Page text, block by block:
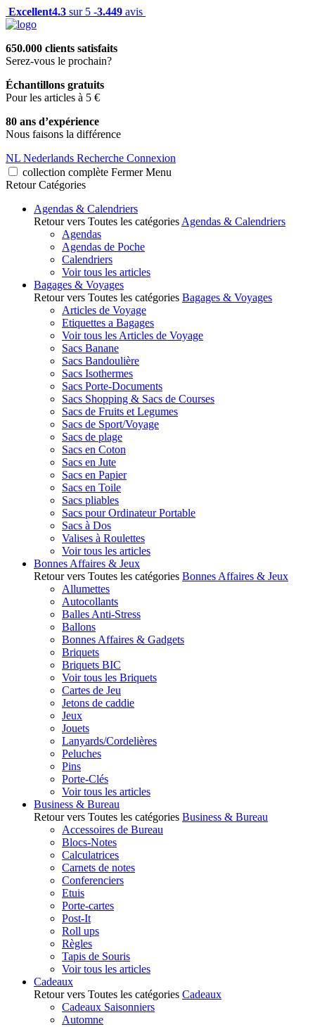
Excellent4.3 sur 5 -3.449 avis
650.000 clients satisfaits
Serez-vous le prochain?
Échantillons gratuits
Pour les articles à 5 €
80 ans d’expérience
Nous faisons la différence
NL Nederlands Recherche Connexion
collection complète Fermer Menu
Retour Catégories
Agendas & Calendriers
Retour vers Toutes les catégories Agendas & Calendriers
Agendas
Agendas de Poche
Calendriers
Voir tous les articles
Bagages & Voyages
Retour vers Toutes les catégories Bagages & Voyages
Articles de Voyage
Etiquettes a Bagages
Voir tous les Articles de Voyage
Sacs Banane
Sacs Bandoulière
Sacs Isothermes
Sacs Porte-Documents
Sacs Shopping & Sacs de Courses
Sacs de Fruits et Legumes
Sacs de Sport/Voyage
Sacs de plage
Sacs en Coton
Sacs en Jute
Sacs en Papier
Sacs en Toile
Sacs pliables
Sacs pour Ordinateur Portable
Sacs à Dos
Valises à Roulettes
Voir tous les articles
Bonnes Affaires & Jeux
Retour vers Toutes les catégories Bonnes Affaires & Jeux
Allumettes
Autocollants
Balles Anti-Stress
Ballons
Bonnes Affaires & Gadgets
Briquets
Briquets BIC
Voir tous les Briquets
Cartes de Jeu
Jetons de caddie
Jeux
Jouets
Lanyards/Cordelières
Peluches
Pins
Porte-Clés
Voir tous les articles
Business & Bureau
Retour vers Toutes les catégories Business & Bureau
Accessoires de Bureau
Blocs-Notes
Calculatrices
Carnets de notes
Conferenciers
Etuis
Porte-cartes
Post-It
Roll ups
Règles
Tapis de Souris
Voir tous les articles
Cadeaux
Retour vers Toutes les catégories Cadeaux
Cadeaux Saisonniers
Automne